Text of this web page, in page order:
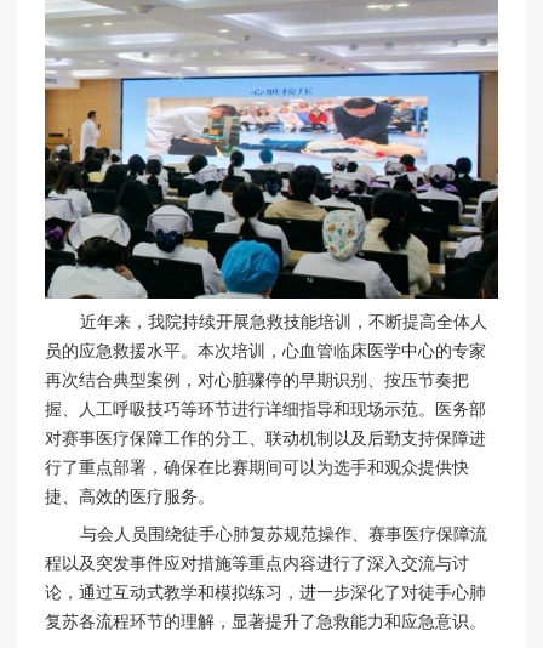
近年来，我院持续开展急救技能培训，不断提高全体人
员的应急救援水平。本次培训，心血管临床医学中心的专家
再次结合典型案例，对心脏骤停的早期识别、按压节奏把
握、人工呼吸技巧等环节进行详细指导和现场示范。医务部
对赛事医疗保障工作的分工、联动机制以及后勤支持保障进
行了重点部署，确保在比赛期间可以为选手和观众提供快
捷、高效的医疗服务。
与会人员围绕徒手心肺复苏规范操作、赛事医疗保障流
程以及突发事件应对措施等重点内容进行了深入交流与讨
论，通过互动式教学和模拟练习，进一步深化了对徒手心肺
复苏各流程环节的理解，显著提升了急救能力和应急意识。